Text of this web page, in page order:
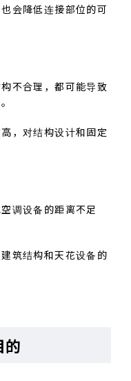
会降低连接部位的可
不合理，都可能导致
，对结构设计和固定
调设备的距离不足
筑结构和天花设备的
的